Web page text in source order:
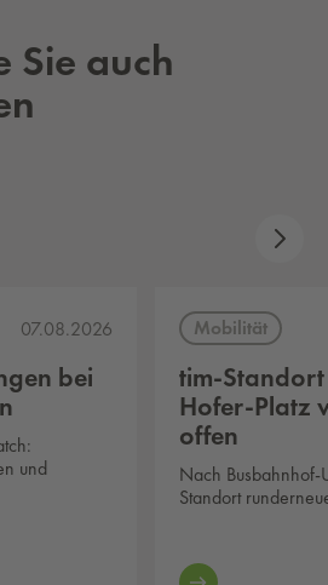
Sie auch
07.08.2026
bei
und
Mobilität
tim-
Hofer-Platz
offen
Nach Busbahnhof-
Standort